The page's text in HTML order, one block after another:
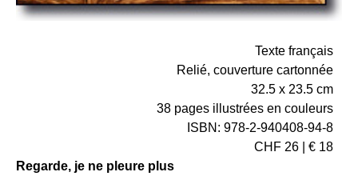
Texte français
Relié, couverture cartonnée
32.5 x 23.5 cm
38 pages illustrées en couleurs
ISBN: 978-2-940408-94-8
CHF 26 | € 18
Regarde, je ne pleure plus